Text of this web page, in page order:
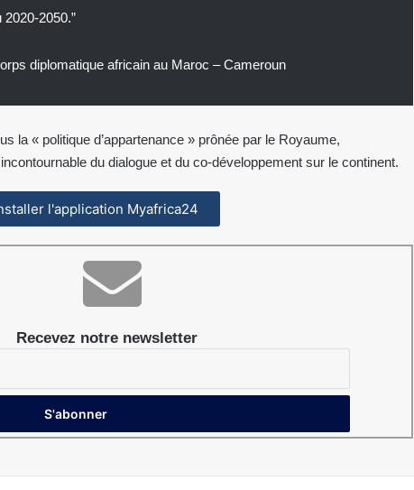
2020-2050.”
diplomatique africain au Maroc – Cameroun
la « politique d’appartenance » prônée par le Royaume,
du dialogue et du co-développement sur le continent.
l'application Myafrica24
Recevez notre newsletter